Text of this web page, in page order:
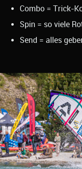
Combo = Trick-
Spin = so viele
Send = alles